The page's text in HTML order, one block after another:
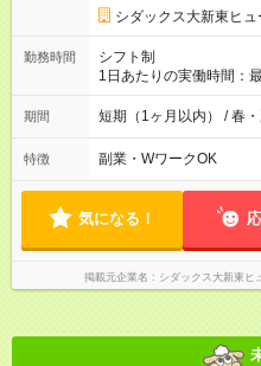
シダックス大新東ヒ
勤務時間
シフト制
1日あたりの実働時間：
・7:30～18:30 (内実
木、金 ⭐その他シフト
５日での勤務可能なら大
期間 短期（1ヶ月以内） / 春
特徴 副業・WワークOK
気になる！
掲載元企業名 シダックス大新東